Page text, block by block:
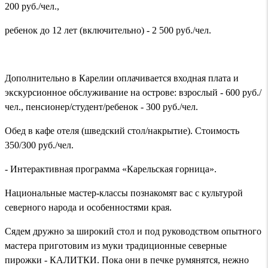
200 руб./чел.,
ребенок до 12 лет (включительно) - 2 500 руб./чел.
Дополнительно в Карелии оплачивается входная плата и
экскурсионное обслуживание на острове: взрослый - 600 руб./
чел., пенсионер/студент/ребенок - 300 руб./чел.
Обед в кафе отеля (шведский стол/накрытие). Стоимость
350/300 руб./чел.
- Интерактивная программа «Карельская горница».
Национальные мастер-классы познакомят вас с культурой
северного народа и особенностями края.
Сядем дружно за широкий стол и под руководством опытного
мастера приготовим из муки традиционные северные
пирожки - КАЛИТКИ. Пока они в печке румянятся, нежно